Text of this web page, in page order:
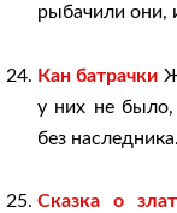
рыбачили они,
Кан батрачки
у них не было,
без
Сказка о